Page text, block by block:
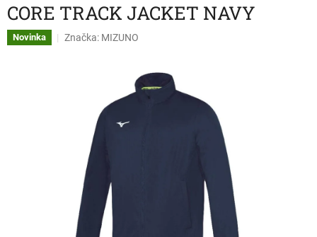
CORE TRACK JACKET NAVY
Novinka Značka: MIZUNO